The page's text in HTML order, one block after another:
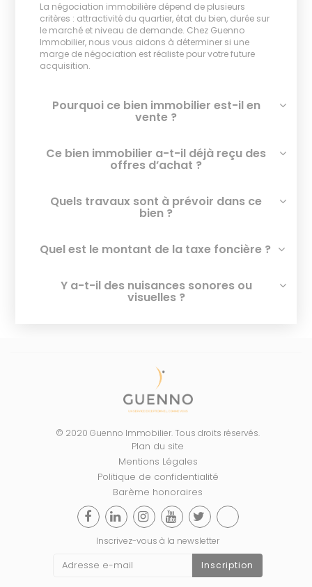
La négociation immobilière dépend de plusieurs
critères : attractivité du quartier, état du bien, durée sur
le marché et niveau de demande. Chez Guenno
Immobilier, nous vous aidons à déterminer si une
marge de négociation est réaliste pour votre future
acquisition.
Pourquoi ce bien immobilier est-il en
vente ?
Ce bien immobilier a-t-il déjà reçu des
offres d’achat ?
Quels travaux sont à prévoir dans ce
bien ?
Quel est le montant de la taxe foncière ?
Y a-t-il des nuisances sonores ou
visuelles ?
© 2020 Guenno Immobilier. Tous droits réservés.
Plan du site
Mentions Légales
Politique de confidentialité
Barème honoraires
Inscrivez-vous à la newsletter
Inscription